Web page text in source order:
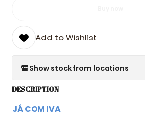
Add to Wishlist
Show stock from locations
DESCRIPTION
JÁ COM IVA